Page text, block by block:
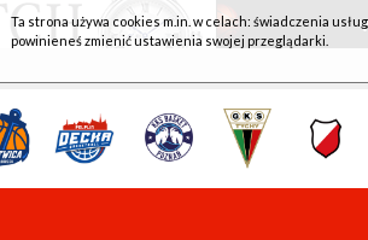
Ta strona używa cookies m.in. w celach: świadczenia
powinieneś zmienić ustawienia swojej przeglądarki.